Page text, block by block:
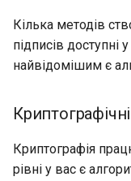
Кілька методів
підписів доступні
найвідомішим є
Криптографія
рівні у вас є